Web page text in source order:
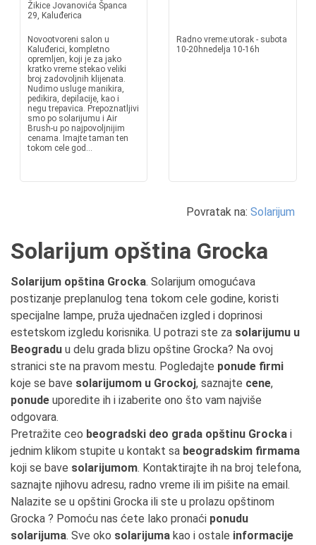
Žikice Jovanovića Španca
29, Kaluđerica
Novootvoreni salon u
Kaluđerici, kompletno
opremljen, koji je za jako
kratko vreme stekao veliki
broj zadovoljnih klijenata.
Nudimo usluge manikira,
pedikira, depilacije, kao i
negu trepavica. Prepoznatljivi
smo po solarijumu i Air
Brush-u po najpovoljnijim
cenama. Imajte taman ten
tokom cele god...
Radno vreme:utorak - subota
10-20hnedelja 10-16h
Povratak na: Solarijum
Solarijum opština Grocka
Solarijum opština Grocka. Solarijum omogućava
postizanje preplanulog tena tokom cele godine, koristi
specijalne lampe, pruža ujednačen izgled i doprinosi
estetskom izgledu korisnika. U potrazi ste za solarijumu u
Beogradu u delu grada blizu opštine Grocka? Na ovoj
stranici ste na pravom mestu. Pogledajte ponude firmi
koje se bave solarijumom u Grockoj, saznajte cene,
ponude uporedite ih i izaberite ono što vam najviše
odgovara.
Pretražite ceo beogradski deo grada opštinu Grocka i
jednim klikom stupite u kontakt sa beogradskim firmama
koji se bave solarijumom. Kontaktirajte ih na broj telefona,
saznajte njihovu adresu, radno vreme ili im pišite na email.
Nalazite se u opštini Grocka ili ste u prolazu opštinom
Grocka ? Pomoću nas ćete lako pronaći ponudu
solarijuma. Sve oko solarijuma kao i ostale informacije